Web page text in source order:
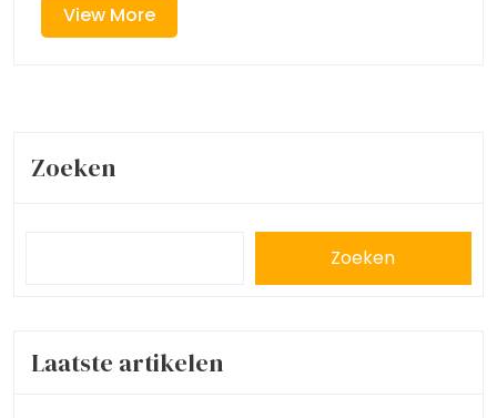
Interieur
View MoreView
More
Zoeken
Zoeken
Laatste artikelen